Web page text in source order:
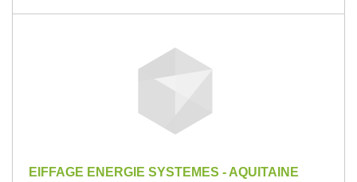
EIFFAGE ENERGIE SYSTEMES - AQUITAINE